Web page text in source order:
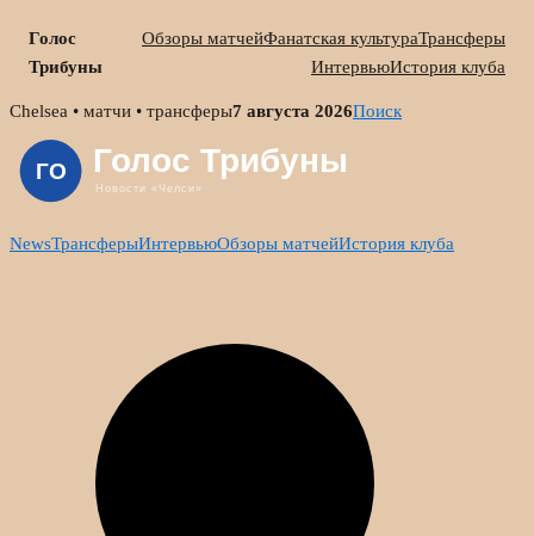
Голос
Трибуны
Обзоры матчейФанатская культураТрансферы
ИнтервьюИстория клуба
Skip
content
Chelsea • матчи • трансферы7 августа 2026Поиск
NewsТрансферыИнтервьюОбзоры матчейИстория клуба